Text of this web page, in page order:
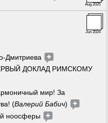
Aug 2025
Jun 2024
Дмитриева
ДОКЛАД РИМСКОМУ
мир! За
(Валерий Бабич)
ноосферы